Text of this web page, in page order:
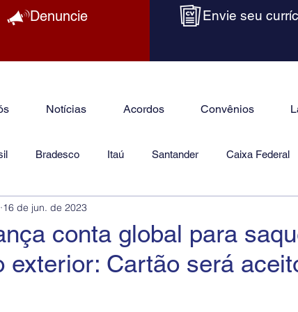
Denuncie Envie seu
Notícias Acordos Convênios
Bradesco Itaú Santander Caixa Federal
Jurídico
conta global para
exterior: Cartão será
16 de jun. de 2023